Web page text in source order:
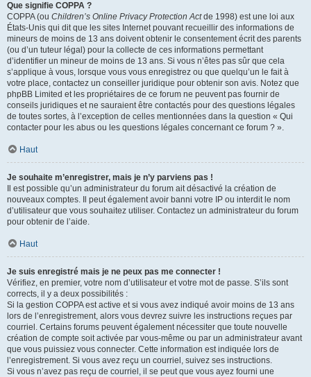
Que signifie COPPA ?
COPPA (ou Children’s Online Privacy Protection Actde 1998) est une loi aux
États-Unis qui dit que les sites Internet pouvant recueillir des informations de
mineurs de moins de 13 ans doivent obtenir le consentement écrit des parents
(ou d’un tuteur légal) pour la collecte de ces informations permettant
d’identifier un mineur de moins de 13 ans. Si vous n’êtes pas sûr que cela
s’applique à vous, lorsque vous vous enregistrez ou que quelqu’un le fait à
votre place, contactez un conseiller juridique pour obtenir son avis. Notez que
phpBB Limited et les propriétaires de ce forum ne peuvent pas fournir de
conseils juridiques et ne sauraient être contactés pour des questions légales
de toutes sortes, à l’exception de celles mentionnées dans la question « Qui
contacter pour les abus ou les questions légales concernant ce forum ? ».
Haut
Je souhaite m’enregistrer, mais je n’y parviens pas !
Il est possible qu’un administrateur du forum ait désactivé la création de
nouveaux comptes. Il peut également avoir banni votre IP ou interdit le nom
d’utilisateur que vous souhaitez utiliser. Contactez un administrateur du forum
pour obtenir de l’aide.
Haut
Je suis enregistré mais je ne peux pas me connecter !
Vérifiez, en premier, votre nom d’utilisateur et votre mot de passe. S’ils sont
corrects, il y a deux possibilités :
Si la gestion COPPA est active et si vous avez indiqué avoir moins de 13 ans
lors de l’enregistrement, alors vous devrez suivre les instructions reçues par
courriel. Certains forums peuvent également nécessiter que toute nouvelle
création de compte soit activée par vous-même ou par un administrateur avant
que vous puissiez vous connecter. Cette information est indiquée lors de
l’enregistrement. Si vous avez reçu un courriel, suivez ses instructions.
Si vous n’avez pas reçu de courriel, il se peut que vous ayez fourni une